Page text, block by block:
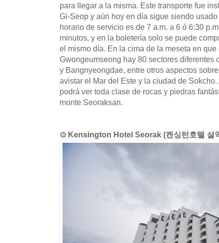
para llegar a la misma. Este transporte fue
Gi-Seop y aún hoy en día sigue siendo
horario de servicio es de 7 a.m. a 6 ó 6:30
minutos, y en la boletería solo se puede
el mismo día. En la cima de la meseta en
Gwongeumseong hay 80 sectores diferentes
y Bangnyeongdae, entre otros aspectos
avistar el Mar del Este y la ciudad de
podrá ver toda clase de rocas y piedras
monte Seoraksan.
⊙ Kensington Hotel Seorak (켄싱턴호텔 설